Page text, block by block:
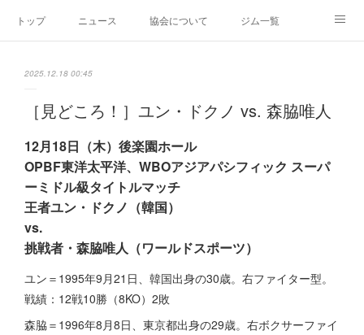
トップ ニュース 協会について ジム一覧
2025.12.18 00:45
［見どころ！］ユン・ドクノ vs. 森脇唯人
12月18日（木）後楽園ホール
OPBF東洋太平洋、WBOアジアパシフィック スーパ
ーミドル級タイトルマッチ
王者ユン・ドクノ（韓国）
vs.
挑戦者 ・ 森脇唯人（ワールドスポーツ）
ユン＝1995年9月21日、韓国出身の30歳。右ファイター型。
戦績：12戦10勝（8KO）2敗
森脇＝1996年8月8日、東京都出身の29歳。右ボクサーファイ